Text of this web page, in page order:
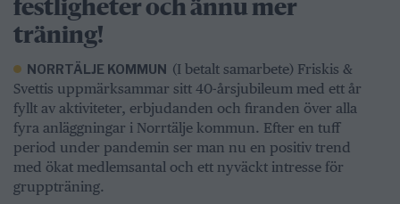
festligheter och ännu mer
träning!
NORRTÄLJE KOMMUN (I betalt samarbete) Friskis &
Svettis uppmärksammar sitt 40-årsjubileum med ett år
fyllt av aktiviteter, erbjudanden och firanden över alla
fyra anläggningar i Norrtälje kommun. Efter en tuff
period under pandemin ser man nu en positiv trend
med ökat medlemsantal och ett nyväckt intresse för
gruppträning.